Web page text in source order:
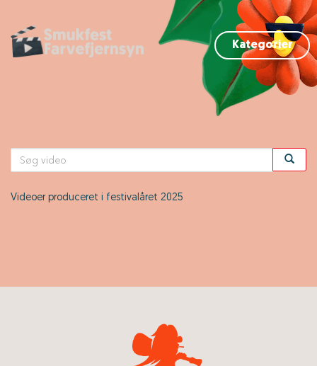
Kategorier
Videoer produceret i festivalåret 2025